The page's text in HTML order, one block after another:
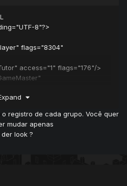
8"?>
flags="8304"
access="1" flags="176"/>
flags="3840774348794"
violationReasons="23"
registro de cada grupo. Você quer
mudar apenas
look ?